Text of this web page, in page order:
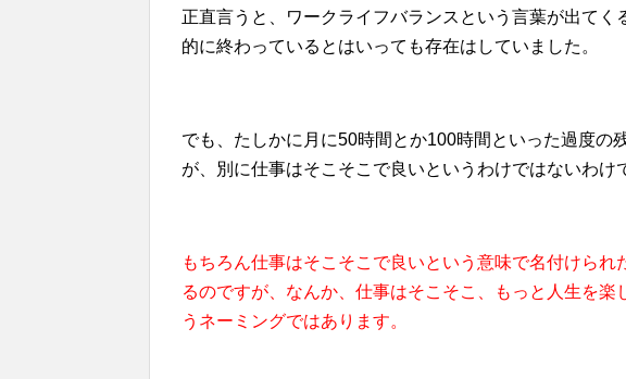
正直言うと、ワークライフバランスという言葉が出て
的に終わっているとはいっても存在はしていました。
でも、たしかに月に50時間とか100時間といった過度の
が、別に仕事はそこそこで良いというわけではないわけ
もちろん仕事はそこそこで良いという意味で名付けら
るのですが、なんか、仕事はそこそこ、もっと人生を楽
うネーミングではあります。